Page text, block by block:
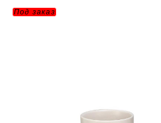
Под заказ